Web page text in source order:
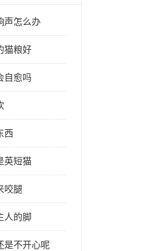
声怎么办
猫粮好
自愈吗
西
英短猫
咬腿
人的脚
是不开心呢